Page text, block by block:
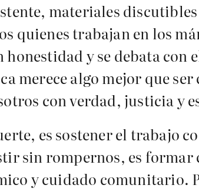
materiales
trabajan en los
y se debata con
merece algo mejor que
con verdad, justicia y
es sostener el trabajo
sin rompernos, es
y cuidado comunitario.